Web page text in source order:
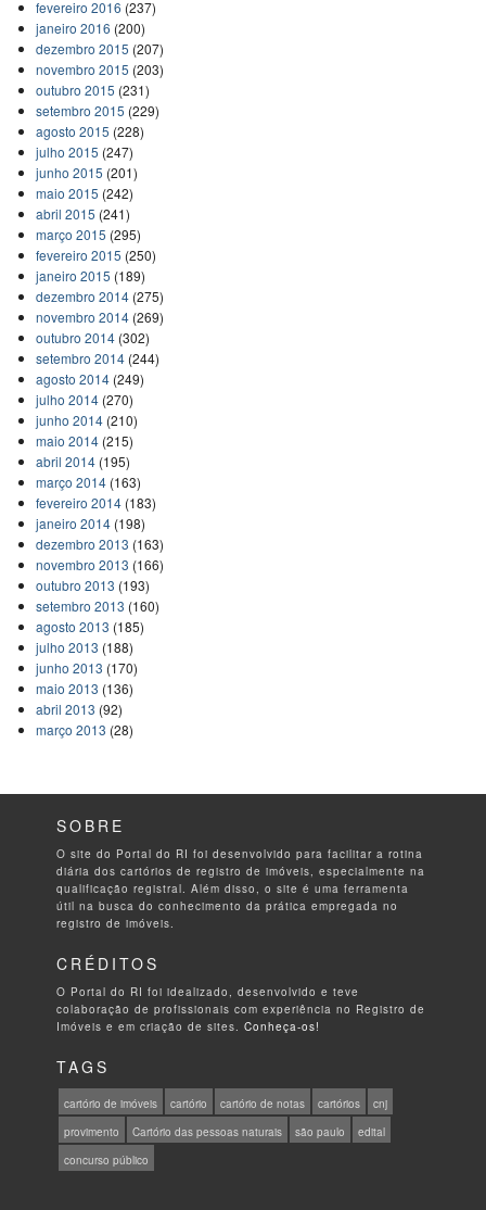
fevereiro 2016 (237)
janeiro 2016 (200)
dezembro 2015 (207)
novembro 2015 (203)
outubro 2015 (231)
setembro 2015 (229)
agosto 2015 (228)
julho 2015 (247)
junho 2015 (201)
maio 2015 (242)
abril 2015 (241)
março 2015 (295)
fevereiro 2015 (250)
janeiro 2015 (189)
dezembro 2014(275)
novembro 2014(269)
outubro 2014(302)
setembro 2014(244)
agosto 2014(249)
julho 2014(270)
junho 2014(210)
maio 2014(215)
abril 2014(195)
março 2014(163)
fevereiro 2014(183)
janeiro 2014(198)
dezembro 2013 (163)
novembro 2013 (166)
outubro 2013 (193)
setembro 2013 (160)
agosto 2013 (185)
julho 2013 (188)
junho 2013 (170)
maio 2013 (136)
abril 2013 (92)
março 2013 (28)
SOBRE
O site do Portal do RI foi desenvolvido para facilitar a rotina
diária dos cartórios de registro de imóveis, especialmente na
qualificação registral. Além disso, o site é uma ferramenta
útil na busca do conhecimento da prática empregada no
registro de imóveis.
CRÉDITOS
O Portal do RI foi idealizado, desenvolvido e teve
colaboração de profissionais com experiência no Registro de
Imóveis e em criação de sites.Conheça-os!
TAGS
cartório de imóveis cartório cartório de notas cartórios
cnj
provimento
Cartório das pessoas naturais são paulo
edital
concurso público